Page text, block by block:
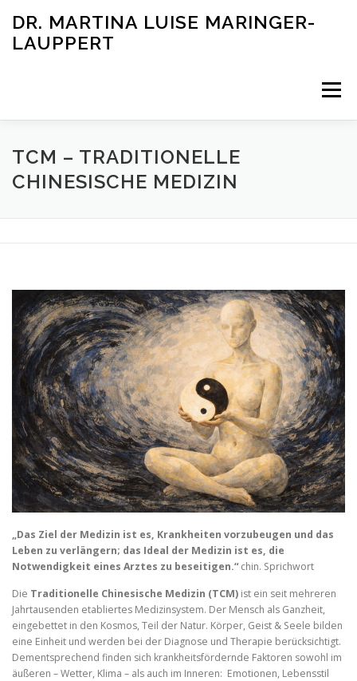
content
DR. MARTINA LUISE MARINGER-
LAUPPERT
Menu
RUNDUM GESUND LEBEN
TCM – TRADITIONELLE
CHINESISCHE MEDIZIN
„Das Ziel der Medizin ist es, Krankheiten vorzubeugen und das
Leben zu verlängern; das Ideal der Medizin ist es, die
Notwendigkeit eines Arztes zu beseitigen.“chin. Sprichwort
Die Traditionelle Chinesische Medizin (TCM) ist ein seit mehreren
Jahrtausenden etabliertes Medizinsystem. Der Mensch als Ganzheit,
eingebettet in den Kosmos, Teil der Natur. Körper, Geist & Seele bilden
eine Einheit und werden bei der Diagnose und Therapie berücksichtigt.
Dementsprechend finden sich krankheitsfördernde Faktoren sowohl im
äußeren – Wetter, Klima – als auch im Inneren: Emotionen, Lebensstil